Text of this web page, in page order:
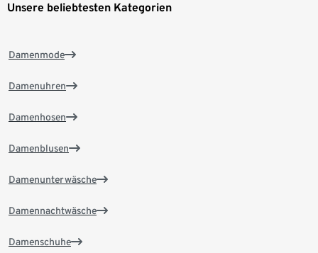
Unsere beliebtesten Kategorien
Damenmode
Damenuhren
Damenhosen
Damenblusen
Damenunterwäsche
Damennachtwäsche
Damenschuhe